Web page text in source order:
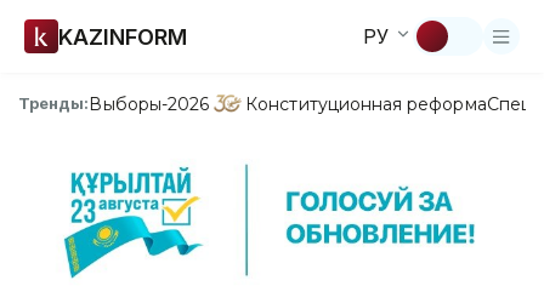
KAZINFORM РУ
Тренды:Выборы-2026 Конституционная реформа